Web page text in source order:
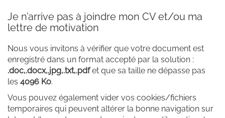
Je n’arrive pas à joindre mon CV et/ou ma
lettre de motivation
Nous vous invitons à vérifier que votre document est
enregistré dans un format accepté par la solution :
.doc,.docx,.jpg,.txt,.pdfet que sa taille ne dépasse pas
les 4096 Ko.
Vous pouvez également vider vos cookies/fichiers
temporaires qui peuvent altérer la bonne navigation sur